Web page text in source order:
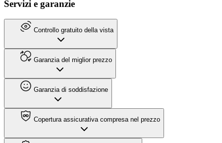
Servizi e garanzie
Controllo gratuito della vista
Garanzia del miglior prezzo
Garanzia di soddisfazione
Copertura assicurativa compresa nel prezzo